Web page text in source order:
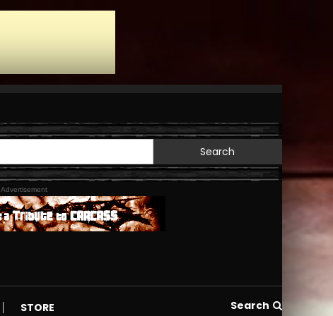
for:
Advertisement
STORE Search